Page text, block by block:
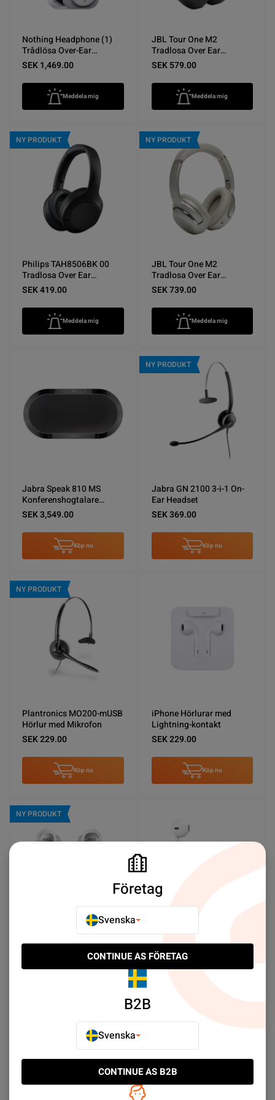
Nothing Headphone (1)
Trådlösa Over-Ear
Hörlurar Vit - Nyskick
SEK 1,469.00
Meddela mig
JBL Tour One M2
Tradlosa Over Ear
Horlurar Svart Nyskick
SEK 579.00
Meddela mig
NY PRODUKT
Philips TAH8506BK 00
Tradlosa Over Ear
Horlurar med ANC Svart
Nyskick
SEK 419.00
Meddela mig
NY PRODUKT
JBL Tour One M2
Tradlosa Over Ear
Horlurar Champagne
Nyskick
SEK 739.00
Meddela mig
Jabra Speak 810 MS
Konferenshogtalare
Nyskick
SEK 3,549.00
Köp nu
NY PRODUKT
Jabra GN 2100 3-i-1 On-
Ear Headset
SEK 369.00
Köp nu
NY PRODUKT
Plantronics MO200-mUSB
Hörlur med Mikrofon
SEK 229.00
Köp nu
iPhone Hörlurar med
Lightning-kontakt
SEK 229.00
Köp nu
NY PRODUKT
Samsung USB-C Headset
Apple EarPods med
Lightning-kontakt
SEK 249.00
Företag
Svenska
CONTINUE AS FÖRETAG
B2B
Svenska
CONTINUE AS B2B